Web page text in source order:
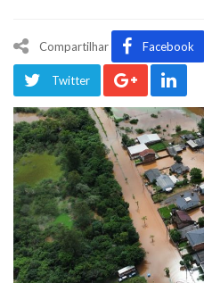
Compartilhar Facebook
Twitter